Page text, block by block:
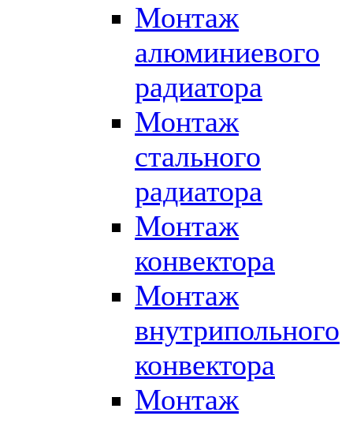
Монтаж
алюминиевого
радиатора
Монтаж
стального
радиатора
Монтаж
конвектора
Монтаж
внутрипольного
конвектора
Монтаж